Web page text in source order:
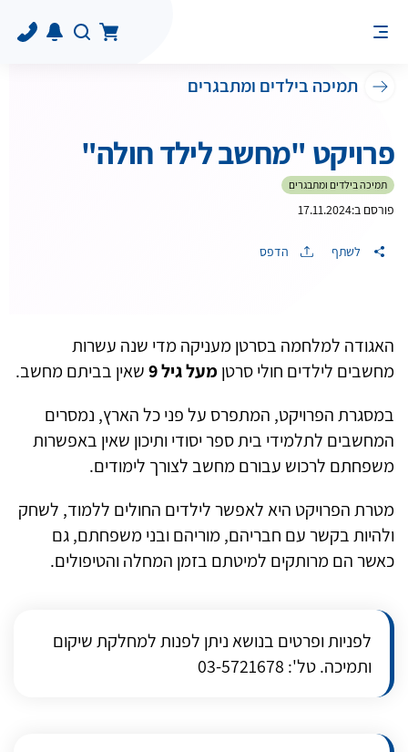
תמיכה בילדים ומתבגרים
פרויקט "מחשב לילד חולה"
תמיכה בילדים ומתבגרים
פורסם ב:17.11.2024
האגודה למלחמה בסרטן מעניקה מדי שנה עשרות
מחשבים לילדים חולי סרטן מעל גיל 9
שאין בביתם מחשב.
במסגרת הפרויקט, המתפרס על פני כל הארץ, נמסרים
המחשבים לתלמידי בית ספר יסודי ותיכון שאין באפשרות
משפחתם לרכוש עבורם מחשב לצורך לימודים.
מטרת הפרויקט היא לאפשר לילדים החולים ללמוד, לשחק
ולהיות בקשר עם חבריהם, מוריהם ובני משפחתם, גם
כאשר הם מרותקים למיטתם בזמן המחלה והטיפולים.
לפניות ופרטים בנושא ניתן לפנות למחלקת שיקום
ותמיכה. טל': 03-5721678